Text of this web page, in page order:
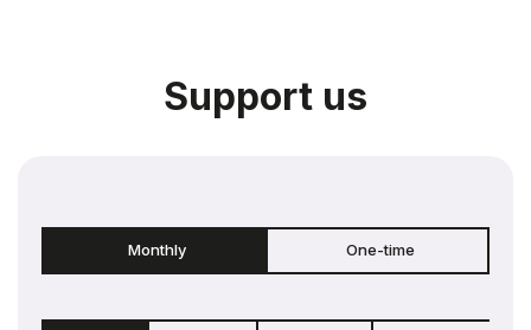
Support us
Monthly One-time